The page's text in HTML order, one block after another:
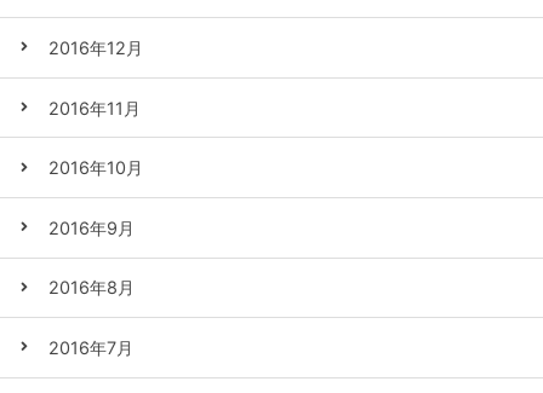
2016年12月
2016年11月
2016年10月
2016年9月
2016年8月
2016年7月